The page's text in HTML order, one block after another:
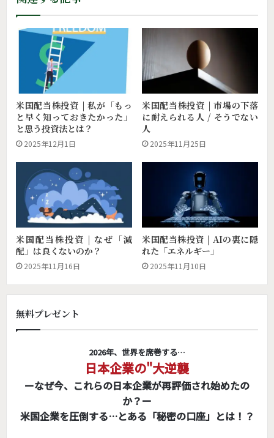
米国配当株投資 | 私が「もっ
と早く知っておきたかった」
と思う投資法とは？
2025年12月1日
米国配当株投資 | 市場の下落
に耐えられる人 / そうでない
人
2025年11月25日
米国配当株投資 | なぜ「減
配」は良くないのか？
2025年11月16日
米国配当株投資 | AIの裏に隠
れた「エネルギー」
2025年11月10日
無料プレゼント
2026年、世界を席巻する…
日本企業の"大逆襲
ーなぜ今、これらの日本企業が再評価され始めたの
か？ー
米国企業を圧倒する…とある「秘密の口座」とは！？